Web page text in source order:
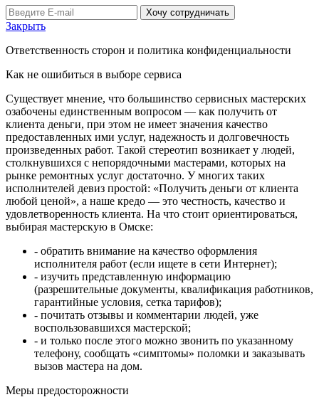
Хочу сотрудничать
Закрыть
Ответственность сторон и политика конфиденциальности
Как не ошибиться в выборе сервиса
Существует мнение, что большинство сервисных мастерских
озабочены единственным вопросом — как получить от
клиента деньги, при этом не имеет значения качество
предоставленных ими услуг, надежность и долговечность
произведенных работ. Такой стереотип возникает у людей,
столкнувшихся с непорядочными мастерами, которых на
рынке ремонтных услуг достаточно. У многих таких
исполнителей девиз простой: «Получить деньги от клиента
любой ценой», а наше кредо — это честность, качество и
удовлетворенность клиента. На что стоит ориентироваться,
выбирая мастерскую в Омске:
- обратить внимание на качество оформления
исполнителя работ (если ищете в сети Интернет);
- изучить представленную информацию
(разрешительные документы, квалификация работников,
гарантийные условия, сетка тарифов);
- почитать отзывы и комментарии людей, уже
воспользовавшихся мастерской;
- и только после этого можно звонить по указанному
телефону, сообщать «симптомы» поломки и заказывать
вызов мастера на дом.
Меры предосторожности